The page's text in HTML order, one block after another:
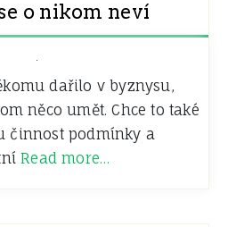
o nikom neví
dařilo v byznysu,
něco umět. Chce to také
činnost podmínky a
Read more…